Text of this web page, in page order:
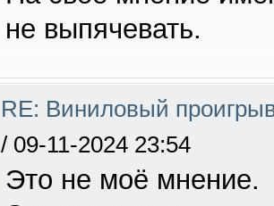
не выпячевать.
RE: Виниловый
/ 09-11-2024 23:54
Это не моё мнение.